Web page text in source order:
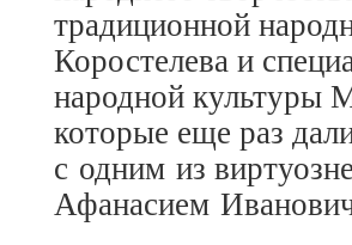
традиционной
Коростелева и
народной культуры
которые еще раз
с одним из
Афанасием